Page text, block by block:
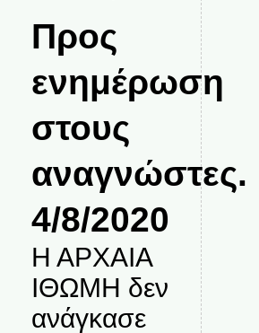
Προς
ενημέρωση
στους
αναγνώστες.
4/8/2020
Η ΑΡΧΑΙΑ
ΙΘΩΜΗ δεν
ανάγκασε